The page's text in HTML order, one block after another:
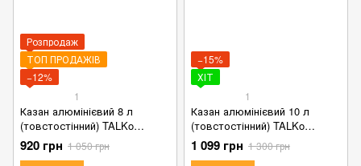
Розпродаж
ТОП ПРОДАЖІВ
−12%
1
Казан алюмінієвий 8 л
(товстостінний) TALKo
туристичний з кришкою та
дужкою
920 грн 1 050 грн
−15%
ХІТ
1
Казан алюмінієвий 10 л
(товстостінний) TALKo
туристичний з кришкою та
дужкою
1 099 грн 1 300 грн